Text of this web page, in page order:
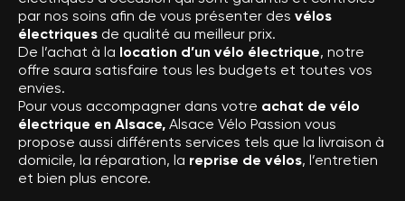
par nos soins afin de vous présenter des vélos
électriques de qualité au meilleur prix.
De l’achat à la location d’un vélo électrique, notre
offre saura satisfaire tous les budgets et toutes vos
envies.
Pour vous accompagner dans votre achat de vélo
électrique en Alsace, Alsace Vélo Passion vous
propose aussi différents services tels que la livraison à
domicile, la réparation, la reprise de vélos, l’entretien
et bien plus encore.